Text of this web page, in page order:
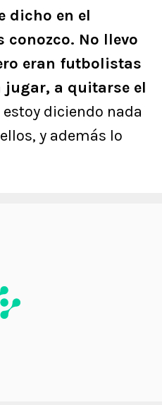
dicho en el
conozco. No llevo
eran futbolistas
a quitarse el
estoy diciendo nada
y además lo